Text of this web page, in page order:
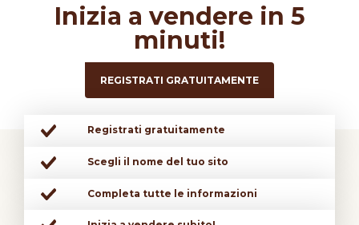
Inizia a vendere in 5
minuti!
REGISTRATI GRATUITAMENTE
Registrati gratuitamente
Scegli il nome del tuo sito
Completa tutte le informazioni